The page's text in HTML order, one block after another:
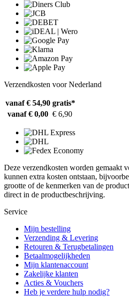
Verzendkosten voor Nederland
vanaf € 54,90 gratis*
vanaf € 0,00 € 6,90
Deze verzendkosten worden gemaakt
kunnen extra kosten ontstaan,
grootte of de kenmerken van de
direct in de productbeschrijving.
Service
Mijn bestelling
Verzending & Levering
Retouren & Terugbetalingen
Betaalmogelijkheden
Mijn klantenaccount
Zakelijke klanten
Acties & Vouchers
Heb je verdere hulp nodig?